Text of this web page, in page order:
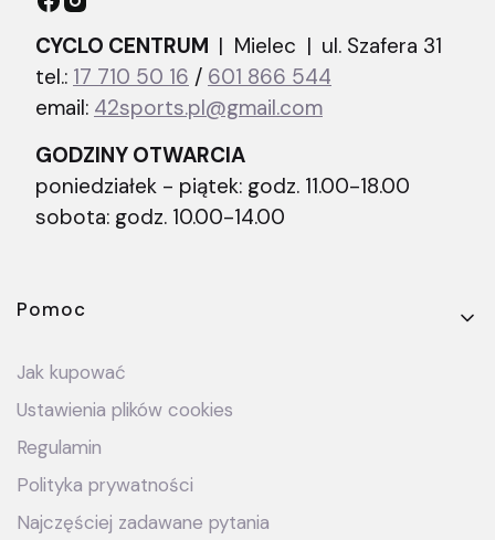
CYCLO CENTRUM | Mielec | ul. Szafera 31
tel.: 17 710 50 16 / 601 866 544
email: 42sports.pl@gmail.com
GODZINY OTWARCIA
poniedziałek - piątek: godz. 11.00-18.00
sobota: godz. 10.00-14.00
Linki w stopce
Pomoc
Jak kupować
Ustawienia plików cookies
Regulamin
Polityka prywatności
Najczęściej zadawane pytania